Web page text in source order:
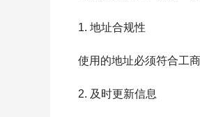
1. 地址合规性
使用的地址必须符合工
2. 及时更新信息